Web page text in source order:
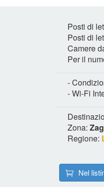
Posti di
Posti di
Camere
Per il
-
- Wi-Fi
Zona:
Regione:
Nel